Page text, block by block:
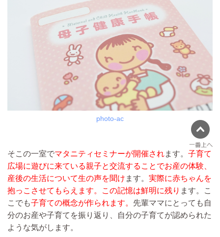
photo-ac
そこの一室でマタニティセミナーが開催されます。 子育て
広場に遊びに来ている親子と交流することでお産の体験、
産後の生活について生の声を聞け ます。 実際に赤ちゃんを
抱っこさせてもらえます。
この記憶は鮮明に残り ます。こ
こでも子育ての概念が作られます。 先輩ママにとっても自
分のお産や子育てを振り返り、自分の子育てが認められた
ような気がします。